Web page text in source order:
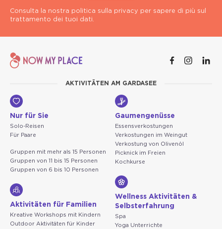
Consulta la nostra politica sulla privacy per sapere di più sul
trattamento dei tuoi dati.
AKTIVITÄTEN AM GARDASEE
Nur für Sie
Solo-Reisen
Für Paare
Gruppen mit mehr als 15 Personen
Gruppen von 11 bis 15 Personen
Gruppen von 6 bis 10 Personen
Aktivitäten für Familien
Kreative Workshops mit Kindern
Outdoor Aktivitäten für Kinder
Gaumengenüsse
Essensverkostungen
Verkostungen im Weingut
Verkostung von Olivenöl
Picknick im Freien
Kochkurse
Wellness Aktivitäten &
Selbsterfahrung
Spa
Yoga Unterrichte